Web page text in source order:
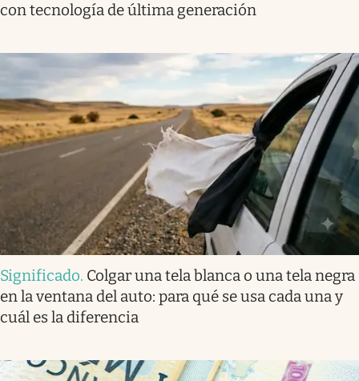
con tecnología de última generación
Significado. Colgar una tela blanca o una tela negra
en la ventana del auto: para qué se usa cada una y
cuál es la diferencia